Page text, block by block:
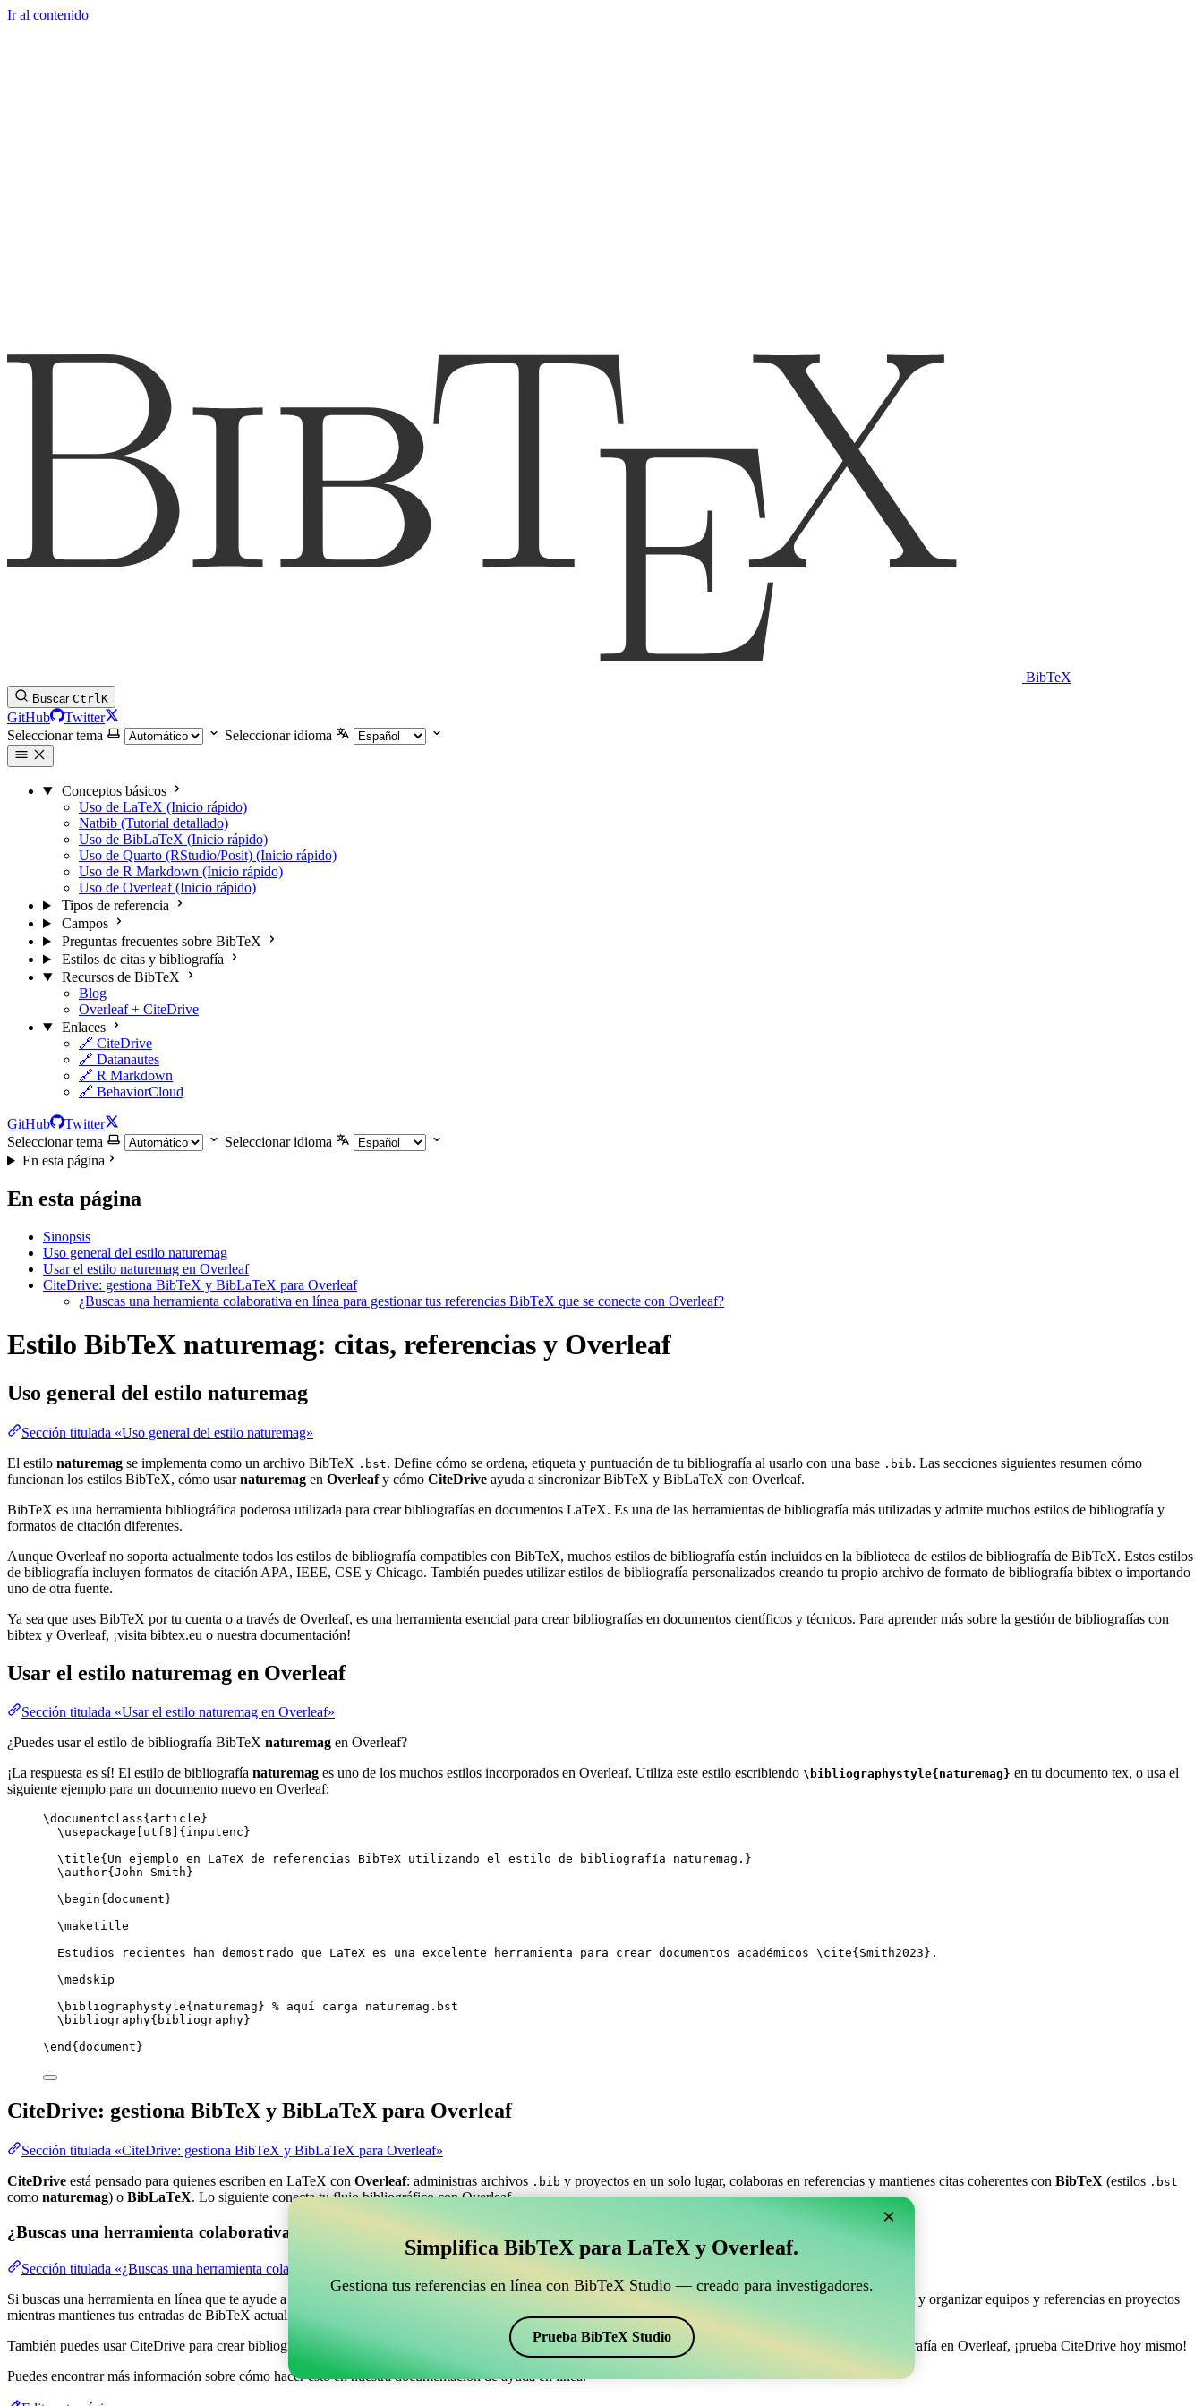
Ir al contenido
BibTeX
Buscar CtrlK
GitHub
Twitter
Seleccionar tema
Seleccionar idioma
Conceptos básicos
Uso de LaTeX (Inicio rápido)
Natbib (Tutorial detallado)
Uso de BibLaTeX (Inicio rápido)
Uso de Quarto (RStudio/Posit) (Inicio rápido)
Uso de R Markdown (Inicio rápido)
Uso de Overleaf (Inicio rápido)
Tipos de referencia
Campos
Preguntas frecuentes sobre BibTeX
Estilos de citas y bibliografía
Recursos de BibTeX
Blog
Overleaf + CiteDrive
Enlaces
🔗 CiteDrive
🔗 Datanautes
🔗 R Markdown
🔗 BehaviorCloud
GitHub
Twitter
Seleccionar tema
Seleccionar idioma
En esta página
En esta página
Sinopsis
Uso general del estilo naturemag
Usar el estilo naturemag en Overleaf
CiteDrive: gestiona BibTeX y BibLaTeX para Overleaf
¿Buscas una herramienta colaborativa en línea para gestionar tus referencias BibTeX que se conecte con Overleaf?
Estilo BibTeX naturemag: citas, referencias y Overleaf
Uso general del estilo naturemag
Sección titulada «Uso general del estilo naturemag»
El estilo naturemag se implementa como un archivo BibTeX .bst. Define cómo se ordena, etiqueta y puntuación de tu bibliografía al usarlo con una base .bib. Las secciones siguientes resumen cómo
funcionan los estilos BibTeX, cómo usarnaturemag en Overleafy cómo CiteDrive ayuda a sincronizar BibTeX y BibLaTeX con Overleaf.
BibTeX es una herramienta bibliográfica poderosa utilizada para crear bibliografías en documentos LaTeX. Es una de las herramientas de bibliografía más utilizadas y admite muchos estilos de bibliografía y
formatos de citación diferentes.
Aunque Overleaf no soporta actualmente todos los estilos de bibliografía compatibles con BibTeX, muchos estilos de bibliografía están incluidos en la biblioteca de estilos de bibliografía de BibTeX. Estos estilos
de bibliografía incluyen formatos de citación APA, IEEE, CSE y Chicago. También puedes utilizar estilos de bibliografía personalizados creando tu propio archivo de formato de bibliografía bibtex o importando
uno de otra fuente.
Ya sea que uses BibTeX por tu cuenta o a través de Overleaf, es una herramienta esencial para crear bibliografías en documentos científicos y técnicos. Para aprender más sobre la gestión de bibliografías con
bibtex y Overleaf, ¡visita bibtex.eu o nuestra documentación!
Usar el estilo naturemag en Overleaf
Sección titulada «Usar el estilo naturemag en Overleaf»
¿Puedes usar el estilo de bibliografía BibTeX naturemag en Overleaf?
¡La respuesta es sí! El estilo de bibliografía naturemag es uno de los muchos estilos incorporados en Overleaf. Utiliza este estilo escribiendo \bibliographystyle{naturemag} en tu documento tex, o usa el
siguiente ejemplo para un documento nuevo en Overleaf:
\documentclass{ article }
\usepackage
utf8 ]{ inputenc }
\title{Un ejemplo en LaTeX de referencias BibTeX utilizando el estilo de bibliografía naturemag.}
\author{John Smith}
\begin{ document }
\maketitle
Estudios recientes han demostrado que LaTeX es una excelente herramienta para crear documentos académicos \cite{ Smith2023 }.
\medskip
\bibliographystyle{naturemag} % aquí carga naturemag.bst
\bibliography{bibliography}
\end { document }
CiteDrive: gestiona BibTeX y BibLaTeX para Overleaf
Sección titulada «CiteDrive: gestiona BibTeX y BibLaTeX para Overleaf»
CiteDrive está pensado para quienes escriben en LaTeX con Overleaf: administras archivos .bib y proyectos en un solo lugar, colaboras en referencias y mantienes citas coherentes con BibTeX (estilos .bst
como naturemag) o BibLaTeX. Lo siguiente conecta tu flujo bibliográfico con Overleaf.
¿Buscas una herramienta colaborativa en línea para gestionar tus referencias BibTeX que se conecte con Overleaf?
Sección titulada «¿Buscas una herramienta colaborativa en línea para gestionar tus referencias BibTeX que se conecte con Overleaf?»
Si buscas una herramienta en línea que te ayude a gestionar tus referencias, citas y bibliografía en Overleaf, ¡CiteDrive puede ser perfecta! Te permite coleccionar y organizar equipos y referencias en proyectos
mientras mantienes tus entradas de BibTeX actualizadas en tu proyecto de Overleaf.
También puedes usar CiteDrive para crear bibliografías y citas en varios estilos, incluyendo naturemag. Así que si buscas una manera fácil de gestionar tu bibliografía en Overleaf, ¡prueba CiteDrive hoy mismo!
Puedes encontrar más información sobre cómo hacer esto en nuestra documentación de ayuda en línea.
×
Simplifica BibTeX para LaTeX y Overleaf.
Gestiona tus referencias en línea con BibTeX Studio — creado para investigadores.
Prueba BibTeX Studio